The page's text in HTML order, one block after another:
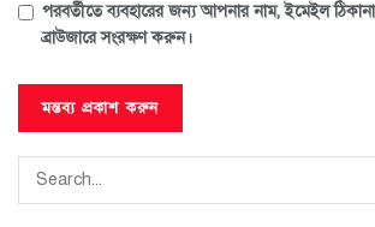
পরবর্তীতে ব্যবহারের জন্য আপনার নাম, ইমেইল
ব্রাউজারে সংরক্ষণ করুন।